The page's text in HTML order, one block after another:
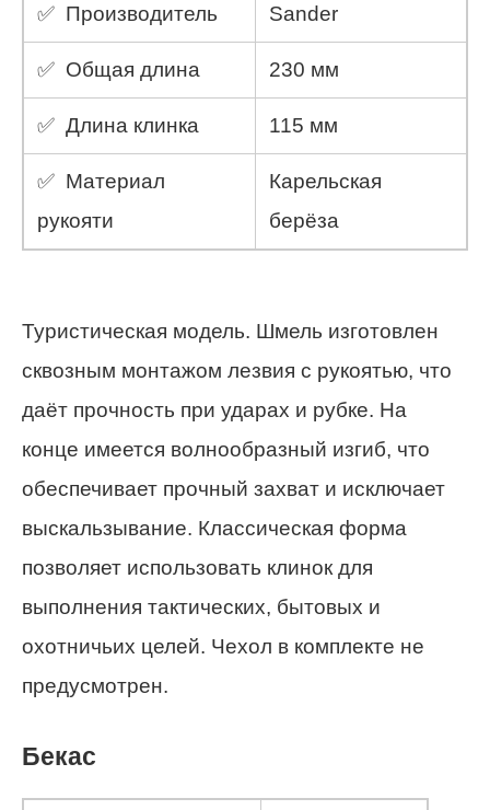
✅ Производитель Sander
✅ Общая длина 230 мм
✅ Длина клинка 115 мм
✅ Материал
рукояти
Карельская
берёза
Туристическая модель. Шмель изготовлен
сквозным монтажом лезвия с рукоятью, что
даёт прочность при ударах и рубке. На
конце имеется волнообразный изгиб, что
обеспечивает прочный захват и исключает
выскальзывание. Классическая форма
позволяет использовать клинок для
выполнения тактических, бытовых и
охотничьих целей. Чехол в комплекте не
предусмотрен.
Бекас